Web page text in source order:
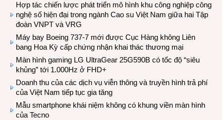
Hợp tác chiến lược phát triển mô hình khu công nghiệp công
nghệ số hiện đại trong ngành Cao su Việt Nam giữa hai Tập
đoàn VNPT và VRG
Máy bay Boeing 737-7 mới được Cục Hàng không Liên
bang Hoa Kỳ cấp chứng nhận khai thác thương mại
Màn hình gaming LG UltraGear 25G590B có tốc độ “siêu
khủng” tới 1.000Hz ở FHD+
Doanh thu của các dịch vụ viễn thông và truyền hình trả phí
của Việt Nam tiếp tục gia tăng
Mẫu smartphone khái niệm không có khung viền màn hình
của Tecno